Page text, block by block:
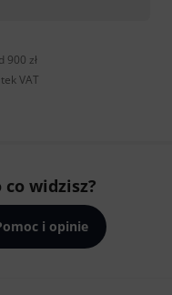
900 zł
VAT
co widzisz?
i opinie